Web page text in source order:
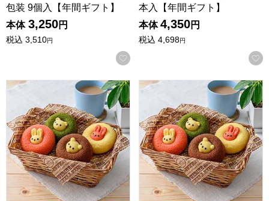
包装 9個入【年間ギフト】
本体 3,250円
税込 3,510円
お気に入りに登録する
本入【年間ギフト】
本体 4,350円
税込 4,698円
アニマルドーナツ 10個[ANM-25]【年間ギフト】
アニマルドーナツ 8個[ANM-